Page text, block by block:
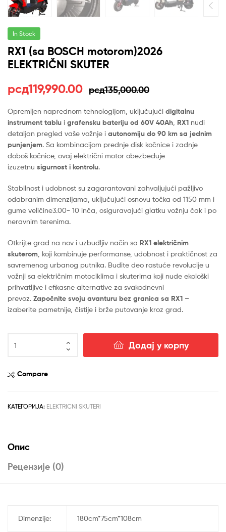
In Stock
RX1 (sa BOSCH motorom)2026
ELEKTRIČNI SKUTER
рсд135,000.00
Оригинална
цена
је
била:
рсд135,000.00.
рсд119,990.00
Тренутна
цена
је:
рсд119,990.00.
Opremljen naprednom tehnologijom, uključujući digitalnu
instrument tablu i grafensku bateriju od 60V 40Ah RX1 nudi
detaljan pregled vaše vožnje i autonomiju do 90 km sa jednim
punjenjem. Sa kombinacijom prednje disk kočnice i zadnje
doboš kočnice, ovaj električni motor obezbeđuje
izuzetnu sigurnost i kontrolu.
Stabilnost i udobnost su zagarantovani zahvaljujući pažljivo
odabranim dimenzijama, uključujući osnovu točka od 1150 mm i
gume veličine3.00- 10 inča, osiguravajući glatku vožnju čak i po
neravnim terenima.
Otkrijte grad na nov i uzbudljiv način sa RX1 električnim
skuterom , koji kombinuje performanse, udobnost i praktičnost za
savremenog urbanog putnika. Budite deo rastuće revolucije u
vožnji sa električnim motociklima i skuterima koji nude ekološki
prihvatljive i efikasne alternative za svakodnevni
prevoz. Započnite svoju avanturu bez granica sa RX1 –
izaberite pametnije, čistije i brže putovanje kroz grad.
(sa
motorom)2026
количина
Додај у корпу
Compare
КАТЕГОРИЈА: ELEKTRICNI SKUTERI
Опис
Рецензије (0)
Dimenzije: 180cm*75cm*108cm